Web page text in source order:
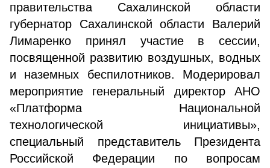
правительства Сахалинской области
губернатор Сахалинской области Валерий
Лимаренко принял участие в сессии,
посвященной развитию воздушных, водных
и наземных беспилотников. Модерировал
мероприятие генеральный директор АНО
«Платформа Национальной
технологической инициативы»,
специальный представитель Президента
Российской Федерации по вопросам